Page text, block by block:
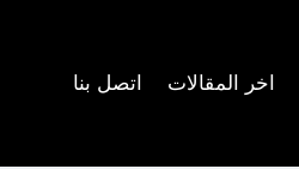
اخر المقالات اتصل بنا